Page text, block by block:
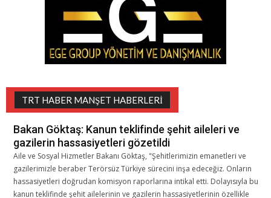
TRT HABER MANŞET HABERLERI
Bakan Göktaş: Kanun teklifinde şehit aileleri ve
gazilerin hassasiyetleri gözetildi
Aile ve Sosyal Hizmetler Bakanı Göktaş, "Şehitlerimizin emanetleri ve
gazilerimizle beraber Terörsüz Türkiye sürecini inşa edeceğiz. Onların
hassasiyetleri doğrudan komisyon raporlarına intikal etti. Dolayısıyla bu
kanun teklifinde şehit ailelerinin ve gazilerin hassasiyetlerinin özellikle